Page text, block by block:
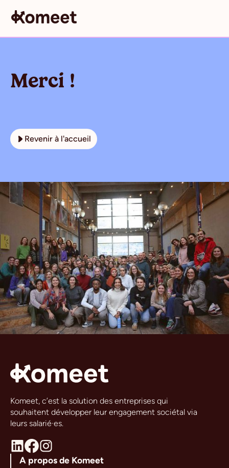
Merci !
Revenir à l'accueil
Komeet, c’est la solution des entreprises qui
souhaitent développer leur engagement sociétal via
leurs salarié·es.
A propos de Komeet